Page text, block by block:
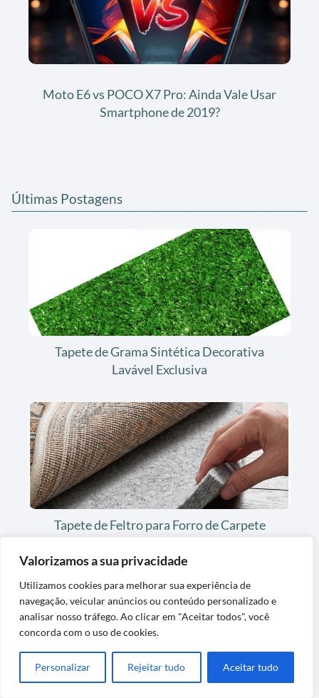
Valorizamos a sua privacidade
Utilizamos cookies para melhorar sua experiência de
navegação, veicular anúncios ou conteúdo personalizado e
analisar nosso tráfego. Ao clicar em "Aceitar todos", você
concorda com o uso de cookies.
Personalizar Rejeitar tudo Aceitar tudo
Moto E6 vs POCO X7 Pro: Ainda Vale Usar
Smartphone de 2019?
Últimas Postagens
Tapete de Grama Sintética Decorativa
Lavável Exclusiva
Tapete de Feltro para Forro de Carpete